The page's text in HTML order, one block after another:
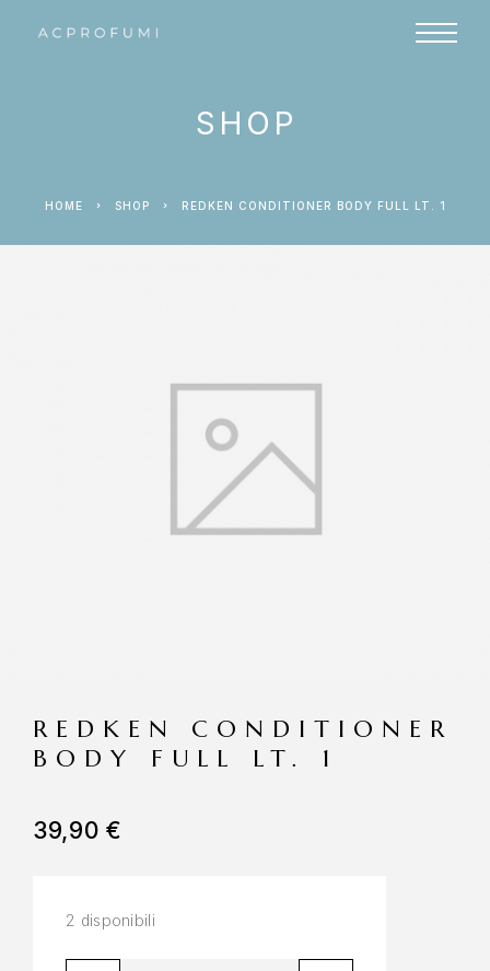
SHOP
HOME SHOP REDKEN CONDITIONER BODY FULL LT. 1
REDKEN CONDITIONER
BODY FULL LT. 1
39,90 €
2 disponibili